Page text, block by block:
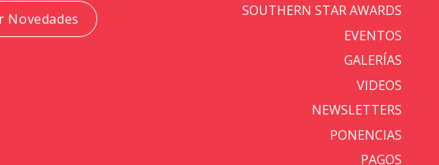
Novedades
SOUTHERN STAR AWARDS
EVENTOS
GALERÍAS
VIDEOS
NEWSLETTERS
PONENCIAS
PAGOS